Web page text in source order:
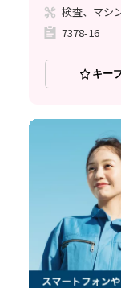
検査、マシ
7378-16
キー